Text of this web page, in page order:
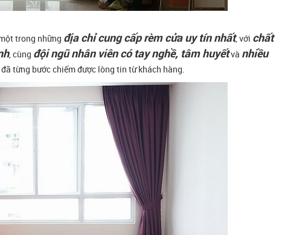
trong những địa chỉ cung cấp rèm cửa uy tín nhất, với chất
, cùng đội ngũ nhân viên có tay nghề, tâm huyếtvà nhiều
từng bước chiếm được lòng tin từ khách hàng.